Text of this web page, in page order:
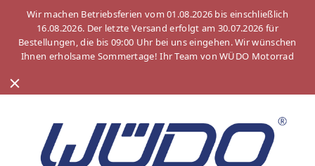
Wir machen Betriebsferien vom 01.08.2026 bis einschließlich
16.08.2026. Der letzte Versand erfolgt am 30.07.2026 für
Bestellungen, die bis 09:00 Uhr bei uns eingehen. Wir wünschen
Ihnen erholsame Sommertage! Ihr Team von WÜDO Motorrad